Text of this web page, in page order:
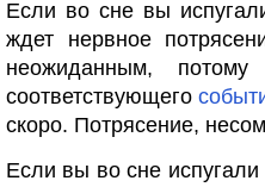
Если во сне вы
ждет нервное
неожиданным,
соответствующего
скоро. Потрясение,
Если вы во сне испугали